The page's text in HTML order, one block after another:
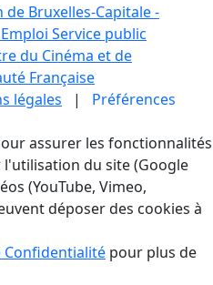
de Bruxelles-Capitale -
Service public
du Cinéma et de
Française
légales | Préférences
assurer les fonctionnalités
l'utilisation du site (Google
(YouTube, Vimeo,
déposer des cookies à
Confidentialité pour plus de